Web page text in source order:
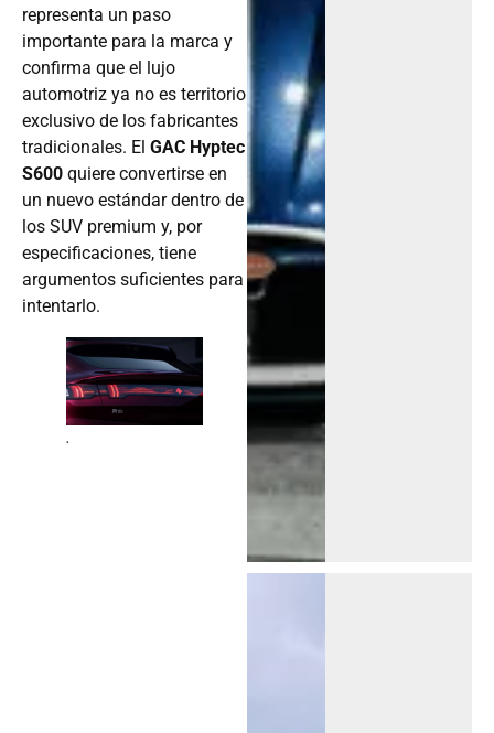
representa un paso
importante para la marca y
confirma que el lujo
automotriz ya no es territorio
exclusivo de los fabricantes
tradicionales. El GAC Hyptec
S600 quiere convertirse en
un nuevo estándar dentro de
los SUV premium y, por
especificaciones, tiene
argumentos suficientes para
intentarlo.
.